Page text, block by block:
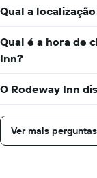
Qual a
Qual é a hora de
Inn?
O Rodeway Inn
Ver mais